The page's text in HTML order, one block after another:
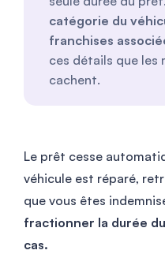
catégorie du
franchises
ces détails que les
cachent.
Le prêt cesse
véhicule est réparé,
que vous êtes
fractionner la durée
cas.